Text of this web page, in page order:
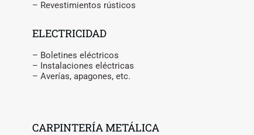
– Revestimientos rústicos
ELECTRICIDAD
– Boletines eléctricos
– Instalaciones eléctricas
– Averías, apagones, etc.
CARPINTERÍA METÁLICA